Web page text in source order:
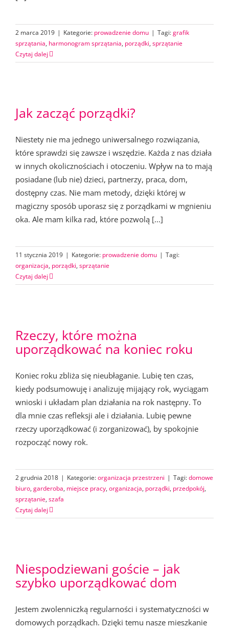
2 marca 2019 | Kategorie: prowadzenie domu | Tagi:grafik
sprzątania, harmonogram sprzątania, porządki, sprzątanie
Czytaj dalej
Jak zacząć porządki?
Niestety nie ma jednego uniwersalnego rozwiązania,
które sprawdzi się zawsze i wszędzie. Każda z nas działa
w innych okolicznościach i otoczeniu. Wpływ na to mają
posiadane (lub nie) dzieci, partnerzy, praca, dom,
dostępny czas. Nie mam metody, dzięki której w
magiczny sposób uporasz się z porządkami w mgnieniu
oka. Ale mam kilka rad, które pozwolą [...]
11 stycznia 2019 | Kategorie: prowadzenie domu | Tagi:
organizacja, porządki, sprzątanie
Czytaj dalej
Rzeczy, które można
uporządkować na koniec roku
Koniec roku zbliża się nieubłaganie. Lubię ten czas,
kiedy podsumowuję i analizuję mijający rok, wyciągam
wnioski i układam plan działania na rok następny. To
dla mnie czas refleksji ale i działania. Lubię pewne
rzeczy uporządkować (i zorganizować), by spokojnie
rozpocząć nowy rok.
2 grudnia 2018 | Kategorie:organizacja przestrzeni | Tagi:domowe
biuro, garderoba, miejsce pracy, organizacja, porządki, przedpokój,
sprzątanie, szafa
Czytaj dalej
Niespodziewani goście – jak
szybko uporządkować dom
Jestem zwolenniczką regularności i systematyczności w
domowych porządkach. Dzięki temu nasze mieszkanie